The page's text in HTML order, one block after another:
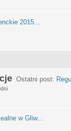
2015...
Ostatni post:
w Gliw...